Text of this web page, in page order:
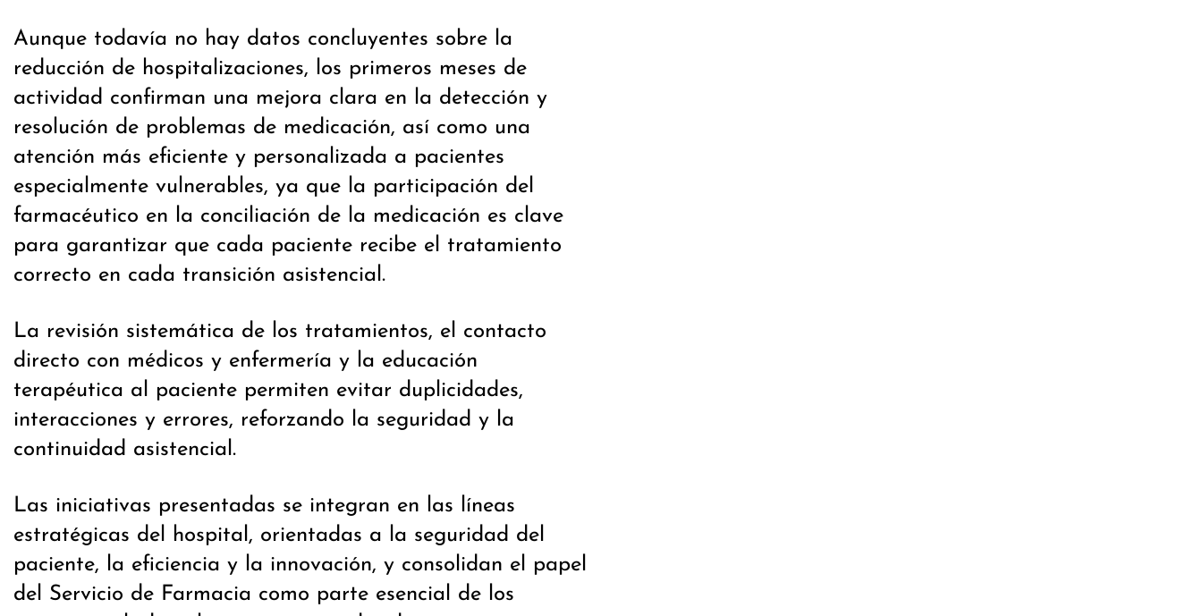
Aunque todavía no hay datos concluyentes sobre la
reducción de hospitalizaciones, los primeros meses de
actividad confirman una mejora clara en la detección y
resolución de problemas de medicación, así como una
atención más eficiente y personalizada a pacientes
especialmente vulnerables, ya que la participación del
farmacéutico en la conciliación de la medicación es clave
para garantizar que cada paciente recibe el tratamiento
correcto en cada transición asistencial.
La revisión sistemática de los tratamientos, el contacto
directo con médicos y enfermería y la educación
terapéutica al paciente permiten evitar duplicidades,
interacciones y errores, reforzando la seguridad y la
continuidad asistencial.
Las iniciativas presentadas se integran en las líneas
estratégicas del hospital, orientadas a la seguridad del
paciente, la eficiencia y la innovación, y consolidan el papel
del Servicio de Farmacia como parte esencial de los